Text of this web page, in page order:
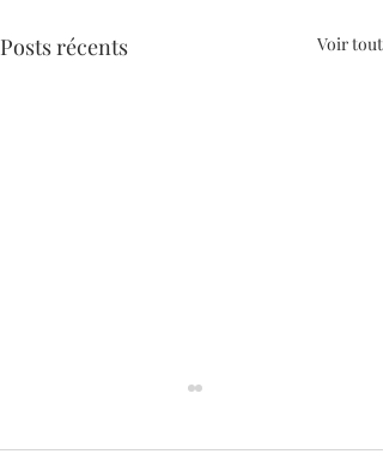
Posts récents Voir tout